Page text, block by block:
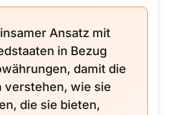
Ansatz mit
in Bezug
damit die
verstehen, wie sie
die sie bieten,